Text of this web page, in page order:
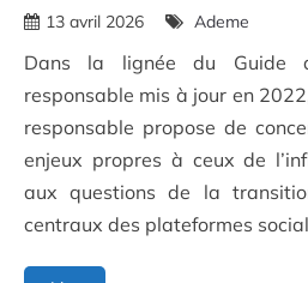
13 avril 2026 Ademe
Dans la lignée du Guide
responsable mis à jour en
responsable propose de
enjeux propres à ceux de
aux questions de la
centraux des plateformes